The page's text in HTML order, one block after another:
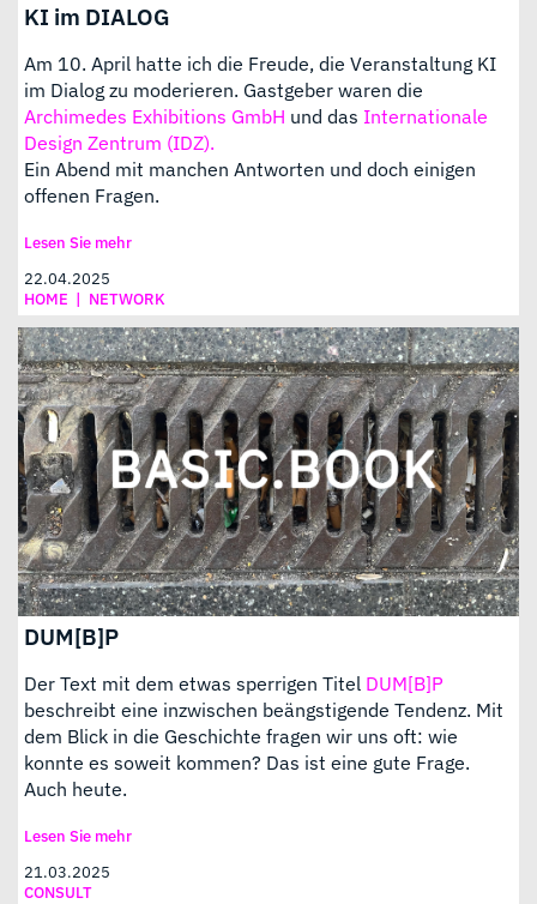
KI im DIALOG
Am 10. April hatte ich die Freude, die Veranstaltung KI
im Dialog zu moderieren. Gastgeber waren die
Archimedes Exhibitions GmbH und das Internationale
Design Zentrum (IDZ).
Ein Abend mit manchen Antworten und doch einigen
offenen Fragen.
Lesen Sie mehr
22.04.2025
HOME | NETWORK
DUM[B]P
Der Text mit dem etwas sperrigen Titel DUM[B]P
beschreibt eine inzwischen beängstigende Tendenz. Mit
dem Blick in die Geschichte fragen wir uns oft: wie
konnte es soweit kommen? Das ist eine gute Frage.
Auch heute.
Lesen Sie mehr
21.03.2025
CONSULT